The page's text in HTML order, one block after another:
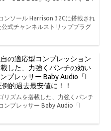
ンソール Harrison 32Cに搭載され
式チャンネルストリッププラグ
自の適応型コンプレッション
した、力強くパンチの効い
プレッサー Baby Audio「I
的過去最安値に！！
リズムを搭載した、力強くパンチ
ンプレッサー Baby Audio「I